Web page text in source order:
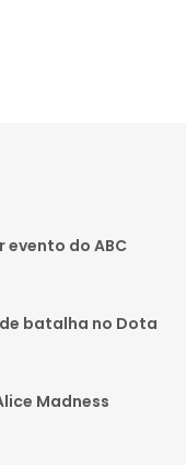
evento do ABC
batalha no Dota
Madness